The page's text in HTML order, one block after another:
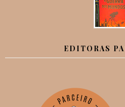
EDITORAS